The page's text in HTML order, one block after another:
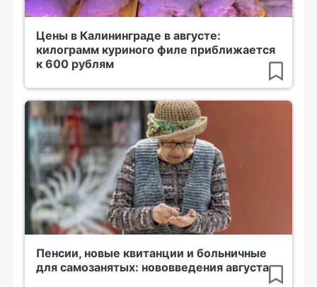
Цены в Калининграде в августе:
килограмм куриного филе приближается
к 600 рублям
Пенсии, новые квитанции и больничные
для самозанятых: нововведения августа